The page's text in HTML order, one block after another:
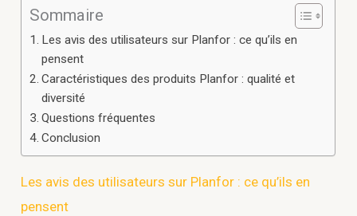
Sommaire
Les avis des utilisateurs sur Planfor : ce qu’ils en
pensent
Caractéristiques des produits Planfor : qualité et
diversité
Questions fréquentes
Conclusion
Les avis des utilisateurs sur Planfor : ce qu’ils en
pensent